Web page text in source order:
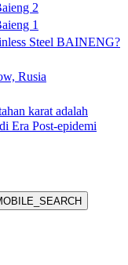
2
1
Steel BAINENG?
Rusia
karat adalah
Era Post-epidemi